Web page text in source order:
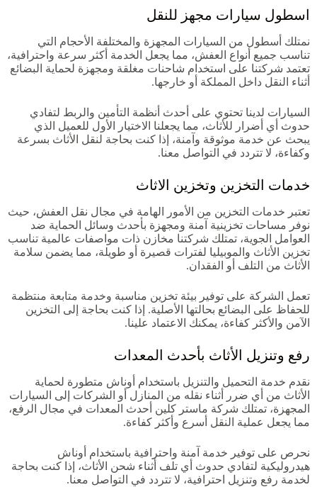
اسطول سيارات مجهز للنقل
نمتلك أسطول من السيارات المجهزة والمختلفة الأحجام التي
تناسب جميع أنواع العفش، مما يجعل الخدمة أكثر سرعة واحترافية،
تعتمد شركتنا على استخدام شاحنات مغلقة ومجهزة لحماية البضائع
أثناء النقل داخل المملكة أو خارجها.
السيارات لدينا تحتوي على أحدث أنظمة التأمين والربط لتفادي
حدوث أي أضرار للأثاث، مما يجعلنا الاختيار الأول للعميل الذي
يبحث عن خدمة موثوقة وآمنة، إذا كنت بحاجة لنقل الأثاث بسرعة
وكفاءة، لا تتردد في التواصل معنا.
خدمات التخزين وتخزين الاثاث
تعتبر خدمات التخزين من الأمور الهامة في مجال نقل العفش، حيث
نوفر مساحات تخزينية آمنة ومجهزة بأحدث وسائل الحماية ضد
العوامل الجوية، تمتلك شركتنا مخازن ذات مواصفات عالمية تناسب
تخزين الأثاث والموبيليا لفترات قصيرة أو طويلة، مما يضمن سلامة
الأثاث من التلف أو الفقدان.
تعمل الشركة على توفير بيئة تخزين مناسبة وخدمة متابعة منتظمة
للحفاظ على البضائع بحالتها الأصلية. إذا كنت بحاجة إلى التخزين
الآمن والأكثر كفاءة، يمكنك الاعتماد علينا.
رفع وتنزيل الأثاث بأحدث المعدات
نقدم خدمة التحميل والتنزيل باستخدام أوناش متطورة لحماية
الأثاث من أي ضرر أثناء نقله من المنازل أو الشركات إلى السيارات
المجهزة، تمتلك شركة ماستر كلين أحدث المعدات في مجال الرفع،
مما يجعل عملية النقل أسرع وأكثر كفاءة.
نحرص على توفير خدمة آمنة واحترافية باستخدام أوناش
هيدروليكية لتفادي حدوث أي تلف أثناء شحن الأثاث، إذا كنت بحاجة
لخدمة رفع وتنزيل احترافية، لا تتردد في التواصل معنا.